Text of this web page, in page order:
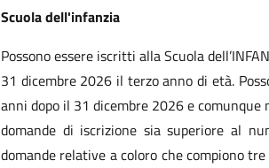
Scuola dell'infanzia
Possono essere iscritti alla Scuola
31 dicembre 2026 il terzo anno di età.
anni dopo il 31 dicembre 2026 e
domande di iscrizione sia superiore al
domande relative a coloro che compiono